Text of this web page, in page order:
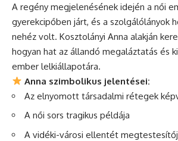
A regény megjelenésének idején a női
gyerekcipőben járt, és a szolgálólányok
nehéz volt. Kosztolányi Anna alakján
hogyan hat az állandó megaláztatás és
ember lelkiállapotára.
Anna szimbolikus jelentései:
Az elnyomott társadalmi rétegek
A női sors tragikus példája
A vidéki-városi ellentét